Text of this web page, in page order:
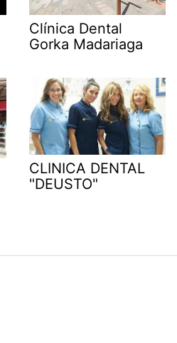
Clínica Dental
Gorka Madariaga
CLINICA DENTAL
"DEUSTO"